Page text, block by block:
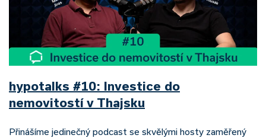
hypotalks #10: Investice do
nemovitostí v Thajsku
Přinášíme jedinečný podcast se skvělými hosty zaměřený